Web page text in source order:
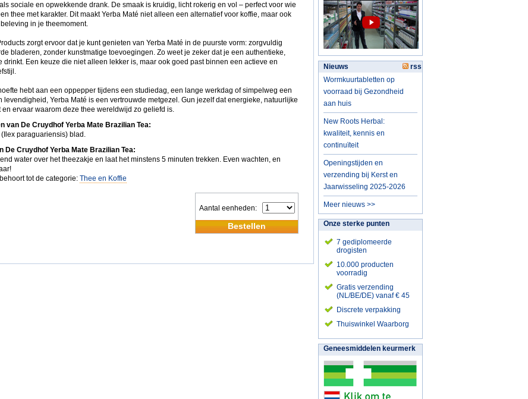
sociale en opwekkende drank. De smaak is kruidig, licht rokerig en vol – perfect voor wie
thee met karakter. Dit maakt Yerba Maté niet alleen een alternatief voor koffie, maar ook
in je theemoment.
zorgt ervoor dat je kunt genieten van Yerba Maté in de puurste vorm: zorgvuldig
bladeren, zonder kunstmatige toevoegingen. Zo weet je zeker dat je een authentieke,
drinkt. Een keuze die niet alleen lekker is, maar ook goed past binnen een actieve en
hebt aan een oppepper tijdens een studiedag, een lange werkdag of simpelweg een
levendigheid, Yerba Maté is een vertrouwde metgezel. Gun jezelf dat energieke, natuurlijke
en ervaar waarom deze thee wereldwijd zo geliefd is.
van De Cruydhof Yerba Mate Brazilian Tea:
(Ilex paraguariensis) blad.
De Cruydhof Yerba Mate Brazilian Tea:
water over het theezakje en laat het minstens 5 minuten trekken. Even wachten, en
tot de categorie: Thee en Koffie
Aantal eenheden:
Bestellen
Nieuws
rss
Wormkuurtabletten op
voorraad bij Gezondheid
aan huis
New Roots Herbal:
kwaliteit, kennis en
continuïteit
Openingstijden en
verzending bij Kerst en
Jaarwisseling 2025-2026
Meer nieuws >>
Onze sterke punten
7 gediplomeerde
drogisten
10.000 producten
voorradig
Gratis verzending
(NL/BE/DE) vanaf € 45
Discrete verpakking
Thuiswinkel Waarborg
Geneesmiddelen keurmerk